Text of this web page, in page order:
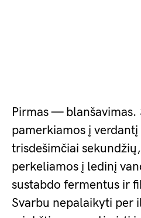
Pirmas — blanšavimas.
pamerkiamos į verdantį
trisdešimčiai
perkeliamos į ledinį
sustabdo fermentus ir
Svarbu nepalaikyti per